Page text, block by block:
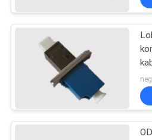
POLICYAdapter